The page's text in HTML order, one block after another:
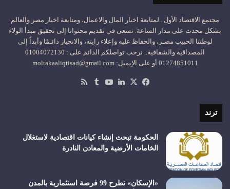
مجتمع الاقتصاد الأول ..لمتابعة اخبار المال والاعمال، ومتابعة اخبار مصر والعالم
بشكل محدث على مدار الساعة. نسعى في تقديم محتوانا إلى تحقيق مبدأ الولاء
لوطننا الحبيب مصـر، والحفاظ عليه وإعلاء رايته، والانحياز دائـمًا وأبداً إلى
المصداقية والشفافية.. نرحب تواصلكم الدائم على : 01004072130
01274851011 أو على الإيميل: moltakaaliqtisad@gmail.com
فيسبوك
‫X لينكدإن‫YouTube
ترند
الحكومة تبحث إنشاء كيانات اقتصادية لاستغلال
الخامات الأرضية والمعادن النادرة
«الإسكان» تطرح 99 فرصة استثمارية بالمدن